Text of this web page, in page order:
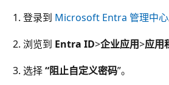
登录到 Microsoft Entra 管理中心
浏览到 Entra ID>企业应用>应用
选择“阻止自定义密码”。